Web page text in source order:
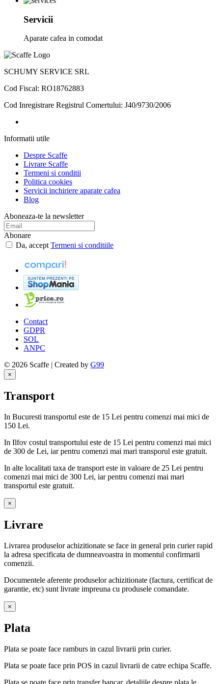
Servicii
Aparate cafea in comodat
SCHUMY SERVICE SRL
Cod Fiscal: RO18762883
Cod Inregistrare Registrul Comertului: J40/9730/2006
Informatii utile
Despre Scaffe
Livrare Scaffe
Termeni si conditii
Politica cookies
Servicii inchiriere aparate cafea
Blog
Aboneaza-te la newsletter
Abonare
Da, accept Termeni si conditiile
Contact
GDPR
SOL
ANPC
© 2026 Scaffe | Created by G99
×
Transport
In Bucuresti transportul este de 15 Lei pentru comenzi mai mici de
150 Lei.
In Ilfov costul transportului este de 15 Lei pentru comenzi mai mici
de 300 de Lei, iar pentru comenzi mai mari transporul este gratuit.
In alte localitati taxa de transport este in valoare de 25 Lei pentru
comenzi mai mici de 300 Lei, iar pentru comenzi mai mari
transportul este gratuit.
×
Livrare
Livrarea produselor achizitionate se face in general prin curier rapid
la adresa specificata de dumneavoastra in momentul confirmarii
comenzii.
Documentele aferente produselor achizitionate (factura, certificat de
garantie, etc) sunt livrate impreuna cu produsele comandate.
×
Plata
Plata se poate face ramburs in cazul livrarii prin curier.
Plata se poate face prin POS in cazul livrarii de catre echipa Scaffe.
Plata se poate face prin transfer bancar, detaliile despre plata le